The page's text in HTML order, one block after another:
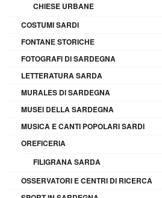
CHIESE URBANE
COSTUMI SARDI
FONTANE STORICHE
FOTOGRAFI DI SARDEGNA
LETTERATURA SARDA
MURALES DI SARDEGNA
MUSEI DELLA SARDEGNA
MUSICA E CANTI POPOLARI SARDI
OREFICERIA
FILIGRANA SARDA
OSSERVATORI E CENTRI DI RICERCA